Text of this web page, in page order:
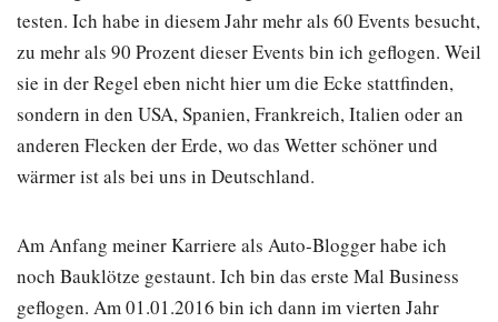
testen. Ich habe in diesem Jahr mehr als 60 Events besucht,
zu mehr als 90 Prozent dieser Events bin ich geflogen. Weil
sie in der Regel eben nicht hier um die Ecke stattfinden,
sondern in den USA, Spanien, Frankreich, Italien oder an
anderen Flecken der Erde, wo das Wetter schöner und
wärmer ist als bei uns in Deutschland.
Am Anfang meiner Karriere als Auto-Blogger habe ich
noch Bauklötze gestaunt. Ich bin das erste Mal Business
geflogen. Am 01.01.2016 bin ich dann im vierten Jahr